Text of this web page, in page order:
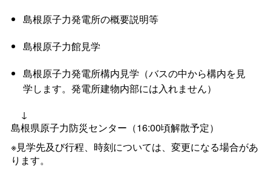
島根原子力発電所の概要説明等
島根原子力館見学
島根原子力発電所構内見学（バスの中から構内を見
学します。発電所建物内部には入れません）
↓
島根県原子力防災センター（16:00頃解散予定）
※見学先及び行程、時刻については、変更になる場合があ
ります。